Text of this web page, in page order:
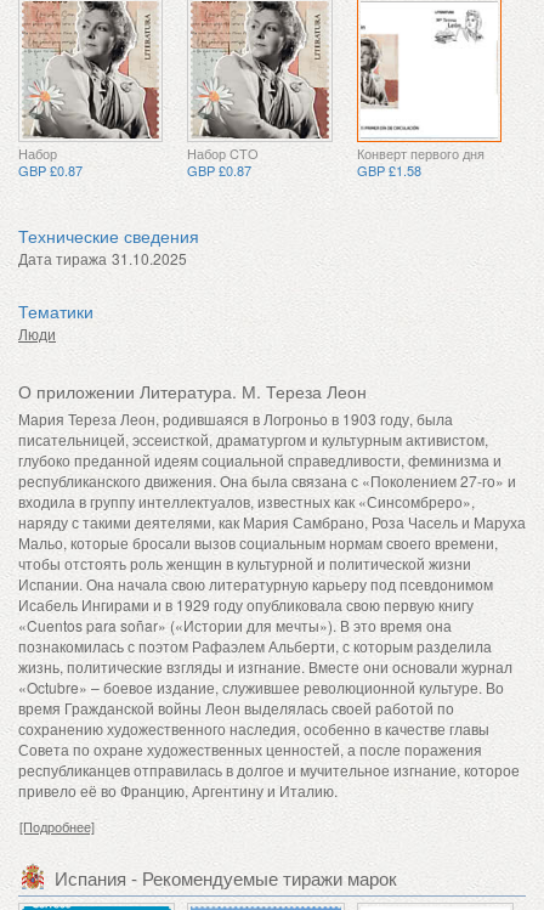
Набор
GBP £0.87
Набор CTO
GBP £0.87
Конверт первого дня
GBP £1.58
Технические сведения
Дата тиража 31.10.2025
Тематики
Люди
О приложении Литература. М. Тереза ​​Леон
Мария Тереза ​​Леон, родившаяся в Логроньо в 1903 году, была
писательницей, эссеисткой, драматургом и культурным активистом,
глубоко преданной идеям социальной справедливости, феминизма и
республиканского движения. Она была связана с «Поколением 27-го» и
входила в группу интеллектуалов, известных как «Синсомбреро»,
наряду с такими деятелями, как Мария Самбрано, Роза Часель и Маруха
Мальо, которые бросали вызов социальным нормам своего времени,
чтобы отстоять роль женщин в культурной и политической жизни
Испании. Она начала свою литературную карьеру под псевдонимом
Исабель Ингирами и в 1929 году опубликовала свою первую книгу
«Cuentos para soñar» («Истории для мечты»). В это время она
познакомилась с поэтом Рафаэлем Альберти, с которым разделила
жизнь, политические взгляды и изгнание. Вместе они основали журнал
«Octubre» – боевое издание, служившее революционной культуре. Во
время Гражданской войны Леон выделялась своей работой по
сохранению художественного наследия, особенно в качестве главы
Совета по охране художественных ценностей, а после поражения
республиканцев отправилась в долгое и мучительное изгнание, которое
привело её во Францию, Аргентину и Италию.
[Подробнее]
Испания - Рекомендуемые тиражи марок